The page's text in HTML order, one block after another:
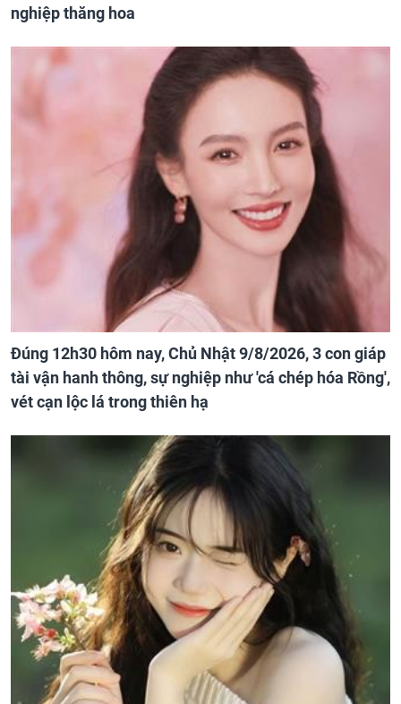
nghiệp thăng hoa
Đúng 12h30 hôm nay, Chủ Nhật 9/8/2026, 3 con giáp
tài vận hanh thông, sự nghiệp như 'cá chép hóa Rồng',
vét cạn lộc lá trong thiên hạ